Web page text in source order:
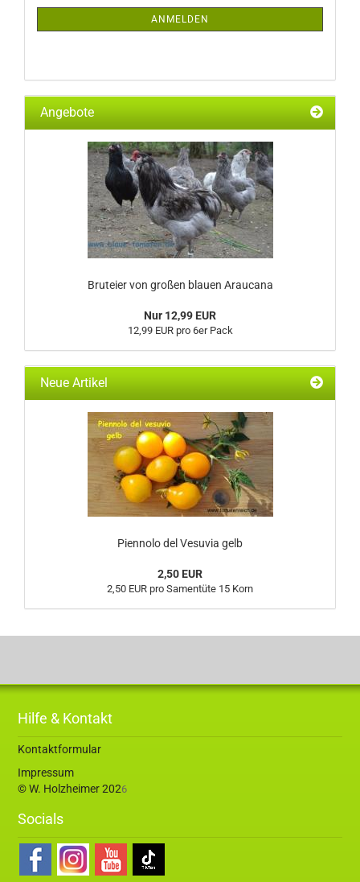
ANMELDEN
Angebote
Bruteier von großen blauen Araucana
Nur 12,99 EUR
12,99 EUR pro 6er Pack
Neue Artikel
Piennolo del Vesuvia gelb
2,50 EUR
2,50 EUR pro Samentüte 15 Korn
Hilfe & Kontakt
Kontaktformular
Impressum
© W. Holzheimer 2026
Socials